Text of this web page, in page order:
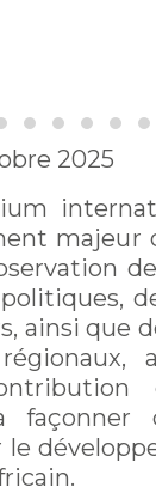
2025
majeur
ainsi que
façonner
le